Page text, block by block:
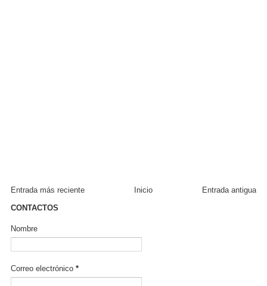
Entrada más reciente Entrada antigua
Inicio
CONTACTOS
Nombre
Correo electrónico *